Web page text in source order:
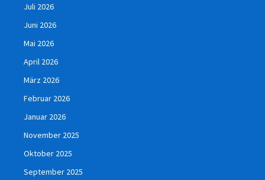
Juli 2026
Juni 2026
Mai 2026
April 2026
März 2026
Februar 2026
Januar 2026
November 2025
Oktober 2025
September 2025